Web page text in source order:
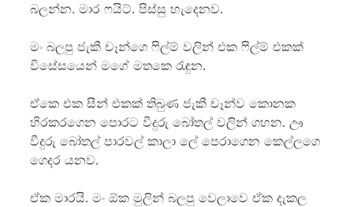
බලන්න. මාර ෆයිට්. පිස්සු හැදෙනව.
මං බලපු ජැකී චෑන්ගෙ ෆිල්ම් වලින් එක ෆිල්ම් එකක්
විසේසයෙන් මගේ මතකෙ රැඳුන.
ඒකෙ එක සීන් එකක් තිබුණ ජැකී චෑන්ව කොනක
හිරකරගෙන පොරට වීදුරු බෝතල් වලින් ගහන. ඌ
වීදුරු බෝතල් පාරවල් කාලා ලේ පෙරාගෙන කෙල්ලගෙ
ගෙදර යනව.
ඒක මාරයි. මං ඕක මුලින් බලපු වෙලාවෙ ඒක දැකල